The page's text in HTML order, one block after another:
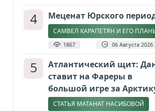
4 Меценат Юрского
САМВЕЛ КАРАПЕТЯН И ЕГО
1867 06 Августа 2026
5
Атлантический щит:
ставит на Фареры в
большой игре за
СТАТЬЯ МАТАНАТ НАСИБОВОЙ